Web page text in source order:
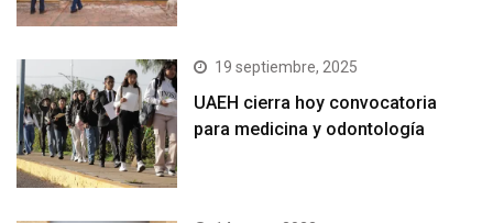
19 septiembre, 2025
UAEH cierra hoy convocatoria
para medicina y odontología